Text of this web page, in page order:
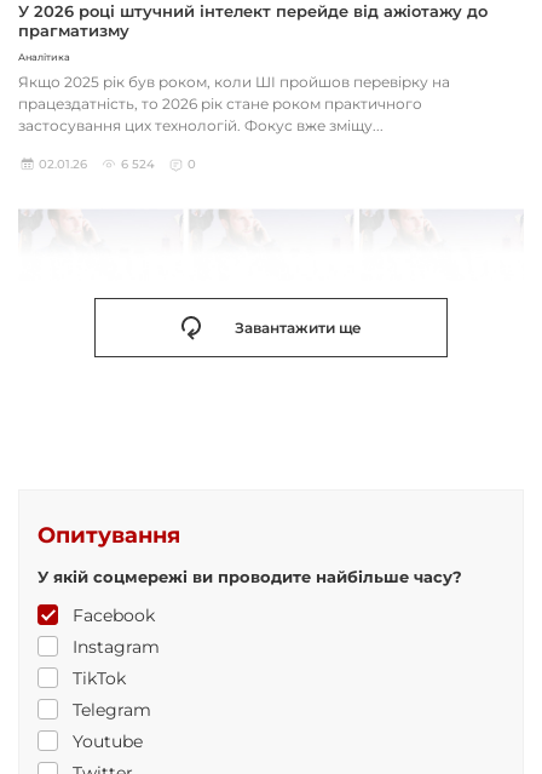
У 2026 році штучний інтелект перейде від ажіотажу до
прагматизму
Аналітика
Якщо 2025 рік був роком, коли ШІ пройшов перевірку на
працездатність, то 2026 рік стане роком практичного
застосування цих технологій. Фокус вже зміщу...
02.01.26 6 524 0
Завантажити ще
Опитування
У якій соцмережі ви проводите найбільше часу?
Facebook
Instagram
TikTok
Telegram
Youtube